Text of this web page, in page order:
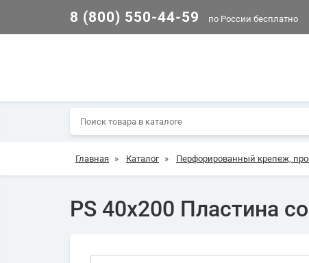
8 (800) 550-44-59 по России бесплатно
Главная » Каталог » Перфорированный крепеж,
PS 40х200 Пластина